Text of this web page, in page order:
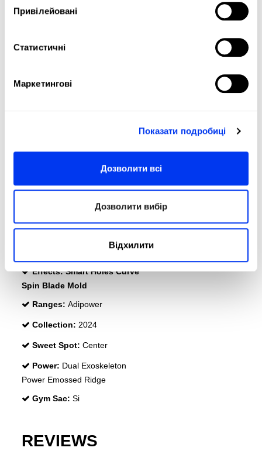
Привілейовані
Статистичні
Маркетингові
Показати подробиці
Дозволити всі
Дозволити вибір
Відхилити
Shape: Round
Weight: 345-360 Gr (Light Weight)
3M Protector Tape
Rubber: Eva Soft Performance
Dual Exoeskeleton
Бустер: Power Embossed Ridge
Structural Reinforcement
Effects: Smart Holes Curve
Spin Blade Mold
Ranges: Adipower
Collection: 2024
Sweet Spot: Center
Power: Dual Exoskeleton
Power Emossed Ridge
Gym Sac: Si
REVIEWS